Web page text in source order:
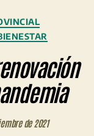
de 2021